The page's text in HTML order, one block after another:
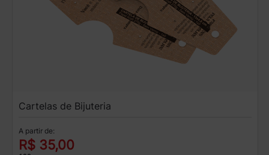
Cartelas de Bijuteria
A partir de:
R$ 35,00